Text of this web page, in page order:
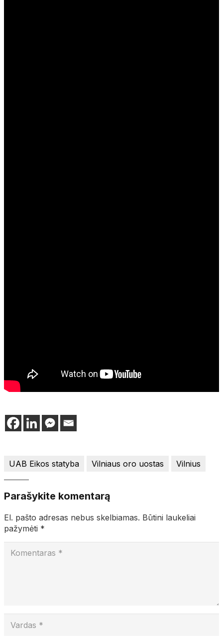
UAB Eikos statyba Vilniaus oro uostas Vilnius
Parašykite komentarą
El. pašto adresas nebus skelbiamas. Būtini laukeliai
pažymėti *